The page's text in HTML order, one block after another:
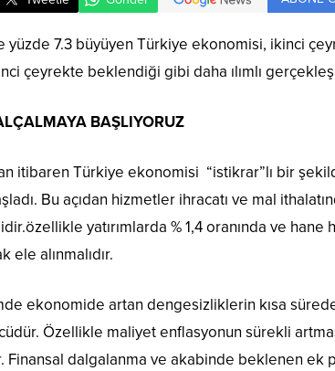
yüzde 7.3 büyüyen Türkiye ekonomisi, ikinci
çeyrekte beklendiği gibi daha ılımlı
BAŞLIYORUZ
itibaren Türkiye ekonomisi “istikrar”lı bir
Bu açıdan hizmetler ihracatı ve mal
yatırımlarda % 1,4 oranında ve hane
ele alınmalıdır.
ekonomide artan dengesizliklerin kısa
Özellikle maliyet enflasyonun sürekli
dalgalanma ve akabinde beklenen ek